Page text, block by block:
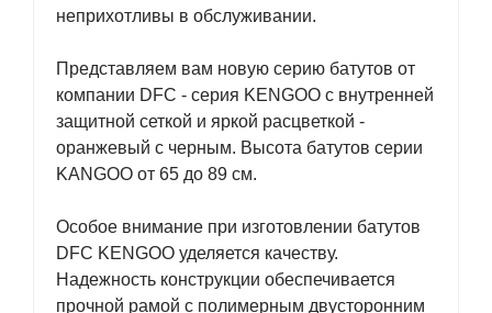
неприхотливы в обслуживании.
Представляем вам новую серию батутов от
компании DFC - серия KENGOO с внутренней
защитной сеткой и яркой расцветкой -
оранжевый с черным. Высота батутов серии
KANGOO от 65 до 89 см.
Особое внимание при изготовлении батутов
DFC KENGOO уделяется качеству.
Надежность конструкции обеспечивается
прочной рамой с полимерным двусторонним